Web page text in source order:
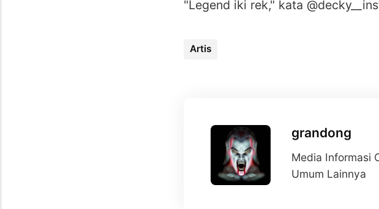
"Legend iki rek," kata
Artis
grandong
Media Informasi
Umum Lainnya